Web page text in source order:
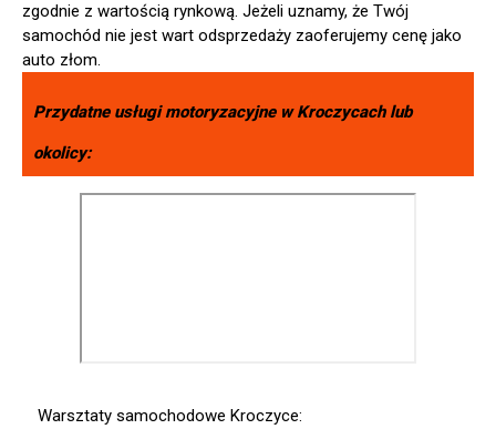
zgodnie z wartością rynkową. Jeżeli uznamy, że Twój
samochód nie jest wart odsprzedaży zaoferujemy cenę jako
auto złom.
Przydatne usługi motoryzacyjne wKroczycachlub
okolicy:
Warsztaty samochodowe Kroczyce: